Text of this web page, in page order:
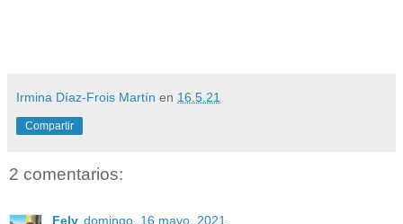
Irmina Díaz-Frois Martín en 16.5.21
Compartir
2 comentarios:
Fely domingo, 16 mayo, 2021